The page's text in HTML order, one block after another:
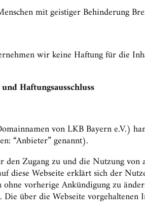
mit geistiger Behinderung
wir keine Haftung für die
und Haftungsausschluss
von LKB Bayern e.V.)
“Anbieter” genannt).
den Zugang zu und die Nutzung
diese Webseite erklärt sich der
vorherige Ankündigung zu
über die Webseite